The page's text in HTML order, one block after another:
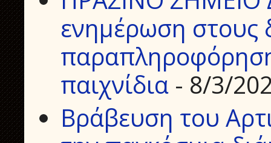
ενημέρωση στους
παιχνίδια - 8/3/
Βράβευση του